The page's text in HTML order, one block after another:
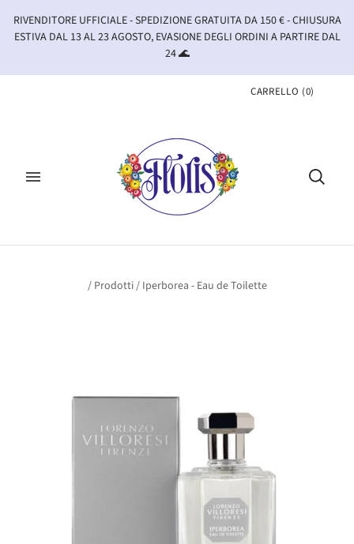
RIVENDITORE UFFICIALE - SPEDIZIONE GRATUITA DA 150 € - CHIUSURA
ESTIVA DAL 13 AL 23 AGOSTO, EVASIONE DEGLI ORDINI A PARTIRE DAL
24 🌊
CARRELLO (0)
/ Prodotti/ Iperborea - Eau de Toilette